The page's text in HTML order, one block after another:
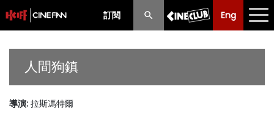
訂閱 Eng
Eng 中文
節目
人間狗鎮
導演: 拉斯馮特爾